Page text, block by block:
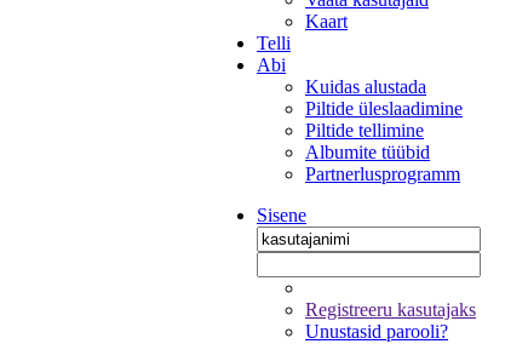
Kaart
Telli
Abi
Kuidas alustada
Piltide üleslaadimine
Piltide tellimine
Albumite tüübid
Partnerlusprogramm
Sisene
Registreeru kasutajaks
Unustasid parooli?